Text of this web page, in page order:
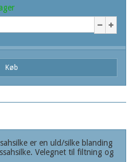
Køb
er en uld/silke blanding
Velegnet til filtning og